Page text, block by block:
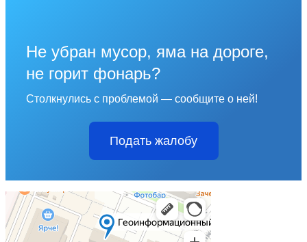
Не убран мусор, яма на дороге,
не горит фонарь?
Столкнулись с проблемой — сообщите о ней!
Подать жалобу